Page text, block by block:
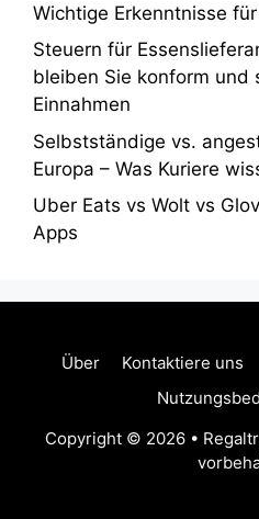
Wichtige Erkenntnisse
Steuern für
bleiben Sie konform und
Einnahmen
Selbstständige vs.
Europa – Was Kuriere
Uber Eats vs Wolt vs
Apps
Über Kontaktiere uns
Copyright © 2026 •